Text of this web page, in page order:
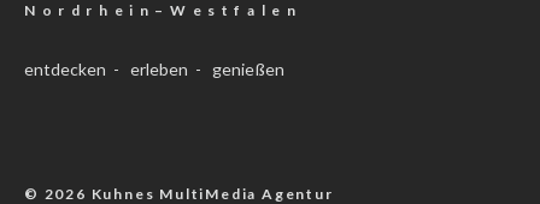
N o r d r h e i n – W e s t f a l e n
entdecken - erleben - genießen
© 2026 Kuhnes MultiMedia Agentur